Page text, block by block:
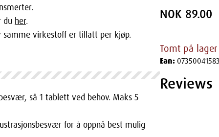
du her.
samme virkestoff er tillatt per kjøp.
så 1 tablett ved behov. Maks 5
for å oppnå best mulig
NOK 89.00
Tomt på lager
Ean:
Reviews